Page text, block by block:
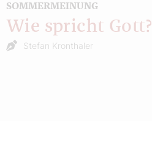
SOMMERMEINUNG
Wie spricht Gott?
Stefan Kronthaler